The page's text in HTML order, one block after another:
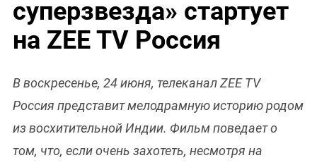
суперзвезда» стартует
на ZEE TV Россия
В воскресенье, 24 июня, телеканал ZEE TV
Россия представит мелодрамную историю родом
из восхитительной Индии. Фильм поведает о
том, что, если очень захотеть, несмотря на